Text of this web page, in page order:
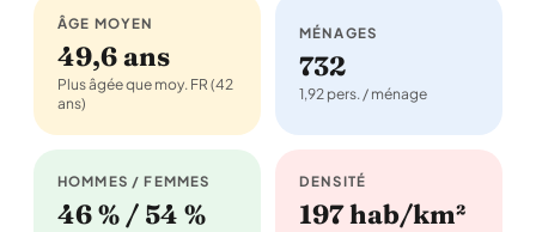
ÂGE MOYEN
49,6 ans
Plus âgée que moy. FR (42
ans)
MÉNAGES
732
1,92 pers. / ménage
HOMMES / FEMMES
46 % / 54 %
DENSITÉ
197 hab/km²